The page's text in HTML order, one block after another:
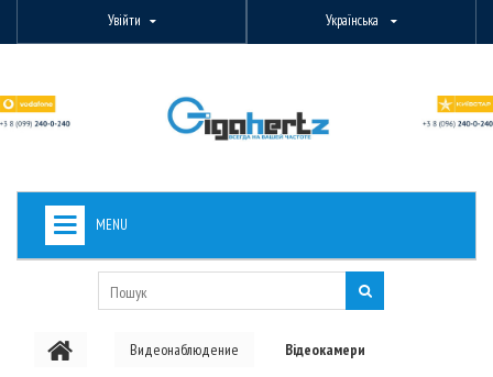
Увійти Українська
MENU
PON ОБЛАДНАННЯ
Видеонаблюдение Відеокамери